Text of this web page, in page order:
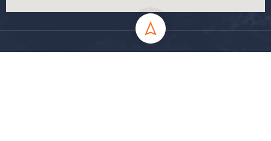
جميع الحقوق محفوظة جامعة المسيلة - 2024